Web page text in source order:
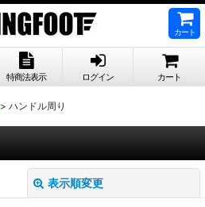
カート
特商法表示 ログイン カート
> ハンドル周り
表示順変更